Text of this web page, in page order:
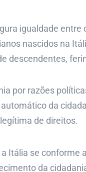
igualdade entre
nascidos na
descendentes,
por razões
da
de direitos.
Itália se conforme
da